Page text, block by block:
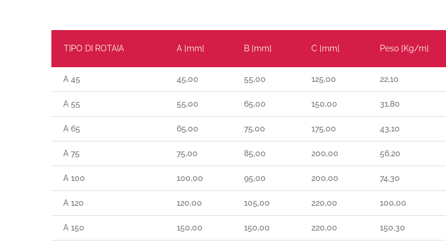
TIPO DI ROTAIA A [mm] B [mm] C [mm] Peso [Kg/m]
A 45 45,00 55,00 125,00 22,10
A 55 55,00 65,00 150,00 31,80
A 65 65,00 75,00 175,00 43,10
A 75 75,00 85,00 200,00 56,20
A 100 100,00 95,00 200,00 74,30
A 120 120,00 105,00 220,00 100,00
A 150 150,00 150,00 220,00 150,30